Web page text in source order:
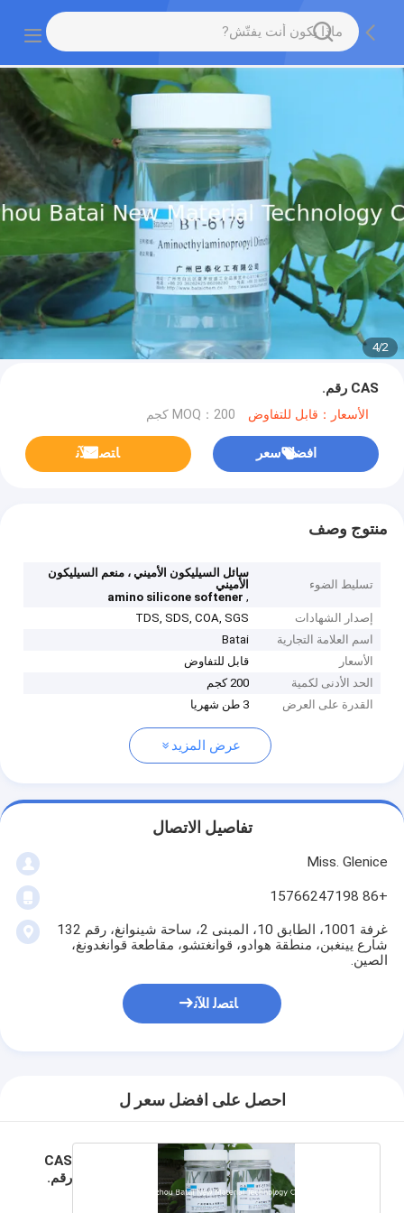
2
/
4
CAS رقم.
الأسعار：قابل للتفاوض MOQ：200 كجم
افضل سعر ﺎﺘﺼﻟ ﺍﻶﻧ
منتوج وصف
تسليط الضوء
سائل السيليكون الأميني ، منعم السيليكون
الأميني
,
amino silicone softener
إصدار الشهادات
TDS, SDS, COA, SGS
اسم العلامة التجارية
Batai
الأسعار
قابل للتفاوض
الحد الأدنى لكمية
200 كجم
القدرة على العرض
3 طن شهريا
عرض المزيد
تفاصيل الاتصال
Miss. Glenice
+86 15766247198
غرفة 1001، الطابق 10، المبنى 2، ساحة شينوانغ، رقم 132
شارع يينغبن، منطقة هوادو، قوانغتشو، مقاطعة قوانغدونغ،
الصين.
ﺎﺘﺼﻟ ﺍﻶﻧ
احصل على افضل سعر ل
CAS
رقم.